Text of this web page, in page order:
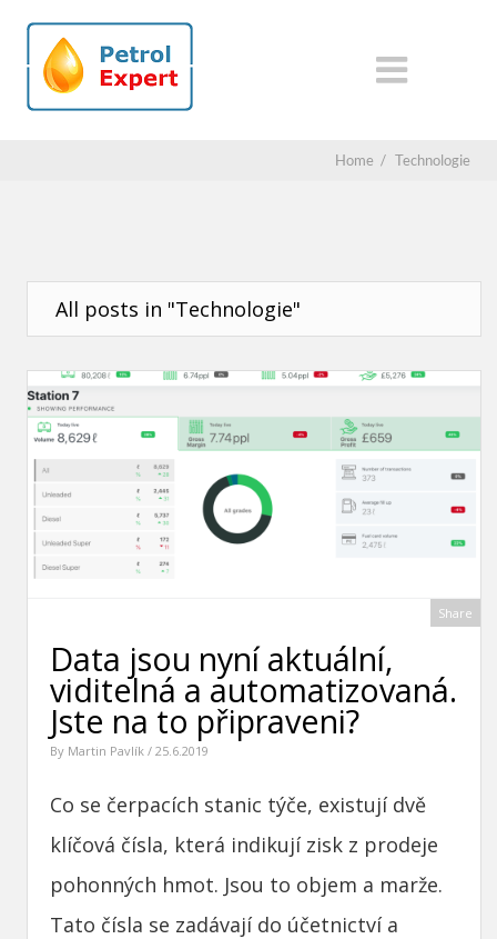
Home / Technologie
All posts in "Technologie"
Share
Data jsou nyní aktuální,
viditelná a automatizovaná.
Jste na to připraveni?
By Martin Pavlík / 25.6.2019
Co se čerpacích stanic týče, existují dvě
klíčová čísla, která indikují zisk z prodeje
pohonných hmot. Jsou to objem a marže.
Tato čísla se zadávají do účetnictví a